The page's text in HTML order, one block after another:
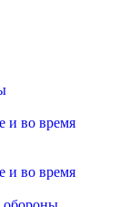
и во время
и во время